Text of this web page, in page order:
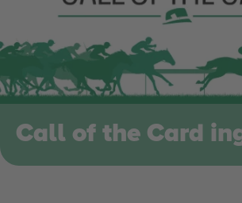
Call of the Card